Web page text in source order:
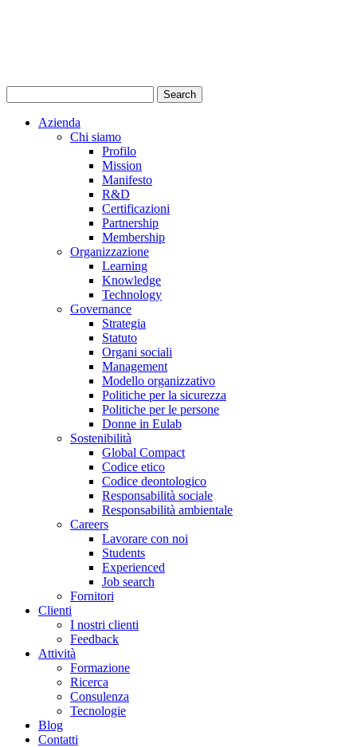
Azienda
Chi siamo
Profilo
Mission
Manifesto
R&D
Certificazioni
Partnership
Membership
Organizzazione
Learning
Knowledge
Technology
Governance
Strategia
Statuto
Organi sociali
Management
Modello organizzativo
Politiche per la sicurezza
Politiche per le persone
Donne in Eulab
Sostenibilità
Global Compact
Codice etico
Codice deontologico
Responsabilità sociale
Responsabilità ambientale
Careers
Lavorare con noi
Students
Experienced
Job search
Fornitori
Clienti
I nostri clienti
Feedback
Attività
Formazione
Ricerca
Consulenza
Tecnologie
Blog
Contatti